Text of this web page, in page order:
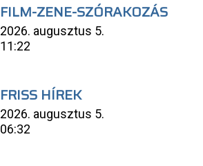
FILM-ZENE-SZÓRAKOZÁS
2026. augusztus 5.
11:22
FRISS HÍREK
2026. augusztus 5.
06:32